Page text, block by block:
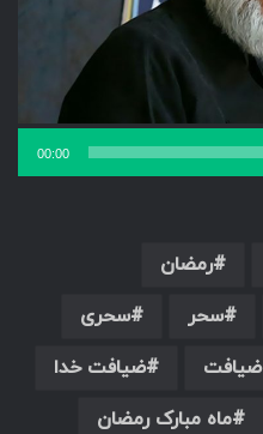
00:00
رمضان
سحر
سحری
ضیافت
ضیافت خدا
ماه مبارک رمضان